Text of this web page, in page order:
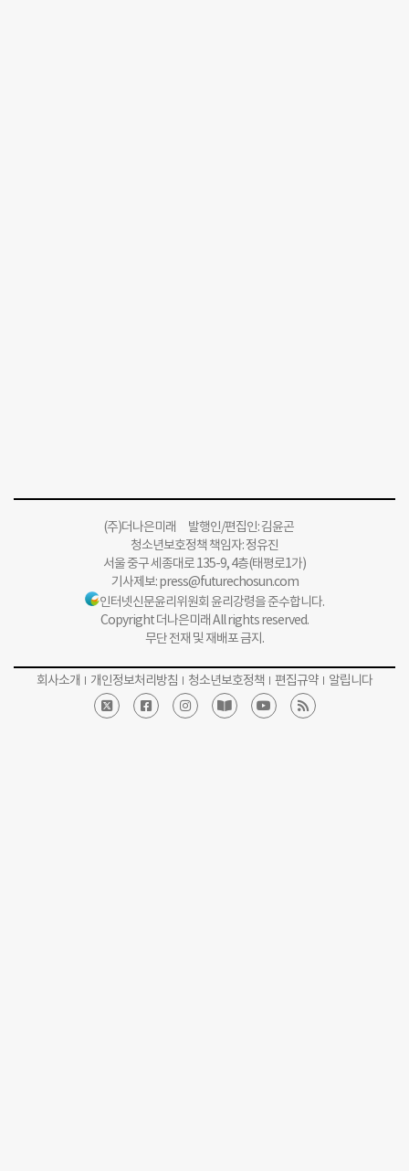
(주)더나은미래 발행인/편집인: 김윤곤
청소년보호정책 책임자: 정유진
서울 중구 세종대로 135-9, 4층(태평로1가)
기사제보:press@futurechosun.com
인터넷신문윤리위원회 윤리강령을 준수합니다.
Copyright 더나은미래 All rights reserved.
무단 전재 및 재배포 금지.
회사소개 개인정보처리방침 청소년보호정책 편집규약 알립니다